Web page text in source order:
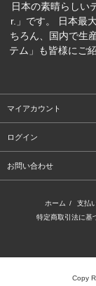
日本の素晴らしい
r.」です。 日本最
ちろん、国内で生
テム」も皆様にご
マイアカウント
ログイン
お問い合わせ
ホーム / 支払
特定商取引法に基
Copy